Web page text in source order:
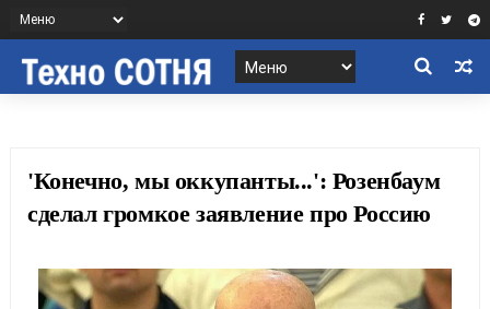
'Конечно, мы оккупанты...': Розенбаум
сделал громкое заявление про Россию